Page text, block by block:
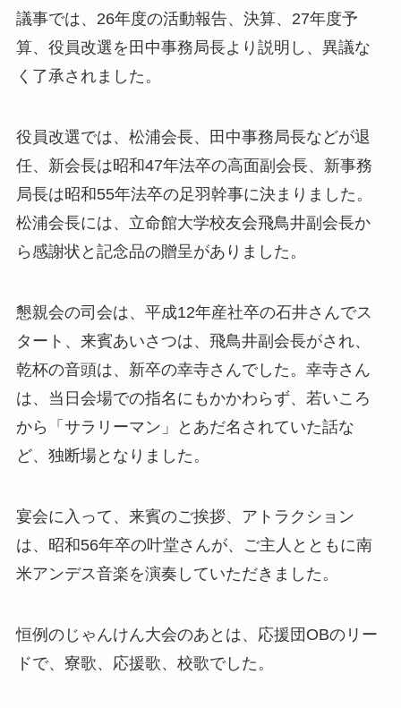
議事では、26年度の活動報告、決算、27年度予
算、役員改選を田中事務局長より説明し、異議な
く了承されました。
役員改選では、松浦会長、田中事務局長などが退
任、新会長は昭和47年法卒の高面副会長、新事務
局長は昭和55年法卒の足羽幹事に決まりました。
松浦会長には、立命館大学校友会飛鳥井副会長か
ら感謝状と記念品の贈呈がありました。
懇親会の司会は、平成12年産社卒の石井さんでス
タート、来賓あいさつは、飛鳥井副会長がされ、
乾杯の音頭は、新卒の幸寺さんでした。幸寺さん
は、当日会場での指名にもかかわらず、若いころ
から「サラリーマン」とあだ名されていた話な
ど、独断場となりました。
宴会に入って、来賓のご挨拶、アトラクション
は、昭和56年卒の叶堂さんが、ご主人とともに南
米アンデス音楽を演奏していただきました。
恒例のじゃんけん大会のあとは、応援団OBのリー
ドで、寮歌、応援歌、校歌でした。